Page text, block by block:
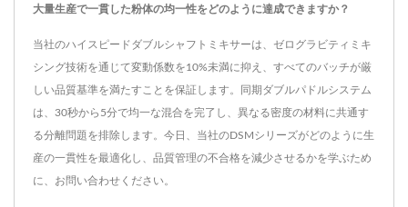
大量生産で一貫した粉体の均一性をどのように達成できますか？
当社のハイスピードダブルシャフトミキサーは、ゼログラビティミキ
シング技術を通じて変動係数を10%未満に抑え、すべてのバッチが厳
しい品質基準を満たすことを保証します。同期ダブルパドルシステム
は、30秒から5分で均一な混合を完了し、異なる密度の材料に共通す
る分離問題を排除します。今日、当社のDSMシリーズがどのように生
産の一貫性を最適化し、品質管理の不合格を減少させるかを学ぶため
に、お問い合わせください。